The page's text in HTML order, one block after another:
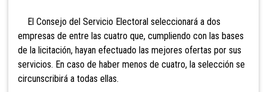
El Consejo del Servicio Electoral seleccionará a dos
empresas de entre las cuatro que, cumpliendo con las bases
de la licitación, hayan efectuado las mejores ofertas por sus
servicios. En caso de haber menos de cuatro, la selección se
circunscribirá a todas ellas.